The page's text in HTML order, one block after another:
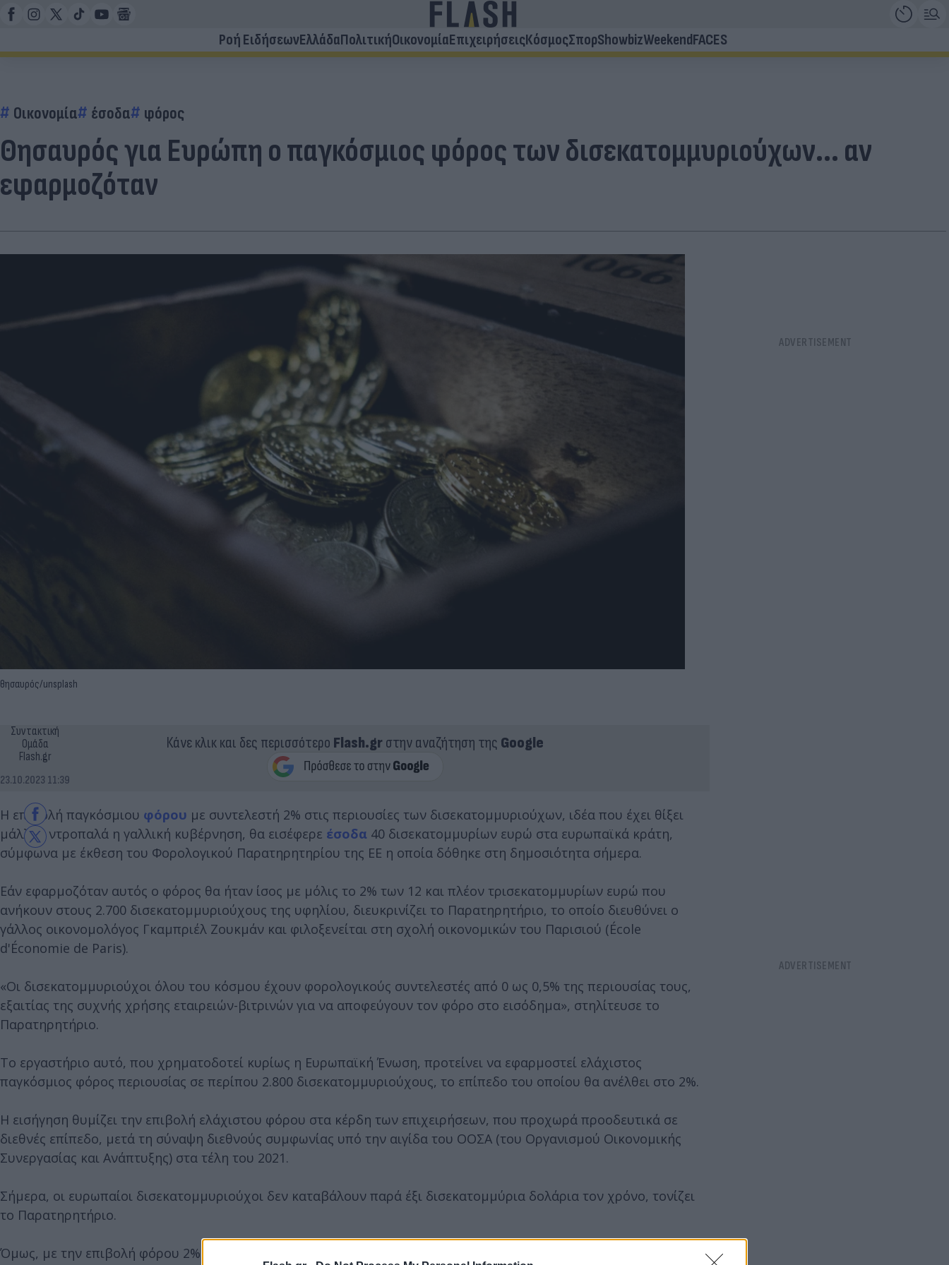
Ροή ΕιδήσεωνΕλλάδαΠολιτικήΟικονομίαΕπιχειρήσειςΚόσμοςΣπορShowbizWeekendFACES
Οικονομία έσοδα φόρος
Θησαυρός για Ευρώπη ο παγκόσμιος φόρος των δισεκατομμυριούχων... αν
εφαρμοζόταν
θησαυρός/unsplash
Συντακτική
Ομάδα
Flash.gr
23.10.2023 11:39
Κάνε κλικ και δες περισσότερο Flash.grστην αναζήτηση της Google
Η επιβολή παγκόσμιου φόρου με συντελεστή 2% στις περιουσίες των δισεκατομμυριούχων, ιδέα που έχει θίξει
μάλλον ντροπαλά η γαλλική κυβέρνηση, θα εισέφερε έσοδα 40 δισεκατομμυρίων ευρώ στα ευρωπαϊκά κράτη,
σύμφωνα με έκθεση του Φορολογικού Παρατηρητηρίου της ΕΕ η οποία δόθηκε στη δημοσιότητα σήμερα.
Εάν εφαρμοζόταν αυτός ο φόρος θα ήταν ίσος με μόλις το 2% των 12 και πλέον τρισεκατομμυρίων ευρώ που
ανήκουν στους 2.700 δισεκατομμυριούχους της υφηλίου, διευκρινίζει το Παρατηρητήριο, το οποίο διευθύνει ο
γάλλος οικονομολόγος Γκαμπριέλ Ζουκμάν και φιλοξενείται στη σχολή οικονομικών του Παρισιού (École
d'Économie de Paris).
«Οι δισεκατομμυριούχοι όλου του κόσμου έχουν φορολογικούς συντελεστές από 0 ως 0,5% της περιουσίας τους,
εξαιτίας της συχνής χρήσης εταιρειών-βιτρινών για να αποφεύγουν τον φόρο στο εισόδημα», στηλίτευσε το
Παρατηρητήριο.
Το εργαστήριο αυτό, που χρηματοδοτεί κυρίως η Ευρωπαϊκή Ένωση, προτείνει να εφαρμοστεί ελάχιστος
παγκόσμιος φόρος περιουσίας σε περίπου 2.800 δισεκατομμυριούχους, το επίπεδο του οποίου θα ανέλθει στο 2%.
Η εισήγηση θυμίζει την επιβολή ελάχιστου φόρου στα κέρδη των επιχειρήσεων, που προχωρά προοδευτικά σε
διεθνές επίπεδο, μετά τη σύναψη διεθνούς συμφωνίας υπό την αιγίδα του ΟΟΣΑ (του Οργανισμού Οικονομικής
Συνεργασίας και Ανάπτυξης) στα τέλη του 2021.
Σήμερα, οι ευρωπαίοι δισεκατομμυριούχοι δεν καταβάλουν παρά έξι δισεκατομμύρια δολάρια τον χρόνο, τονίζει
το Παρατηρητήριο.
Όμως, με την επιβολή φόρου 2% στην περιουσία τους, τα φορολογικά έσοδα των κρατών μελών της ΕΕ θα